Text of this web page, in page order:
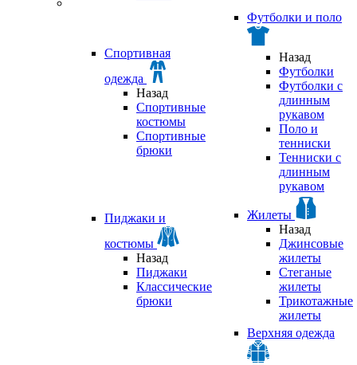
Спортивная
одежда
Назад
Спортивные
костюмы
Спортивные
брюки
Футболки и поло
Назад
Футболки
Футболки с
длинным
рукавом
Поло и
тенниски
Тенниски с
длинным
рукавом
Пиджаки и
костюмы
Назад
Пиджаки
Классические
брюки
Жилеты
Назад
Джинсовые
жилеты
Стеганые
жилеты
Трикотажные
жилеты
Верхняя одежда